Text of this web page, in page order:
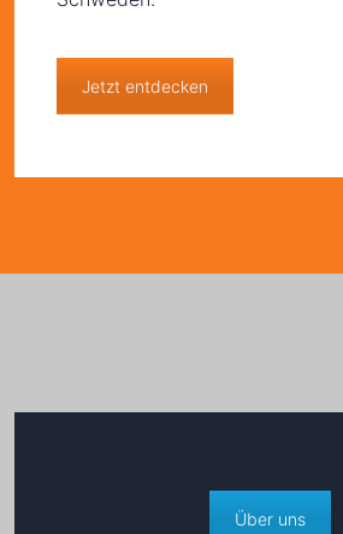
Jetzt entdecken
Über uns